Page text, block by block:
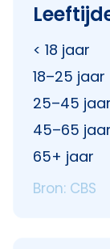
< 18 jaar
18–25 jaar
25–45 jaar
45–65 jaar
65+ jaar
Bron: CBS